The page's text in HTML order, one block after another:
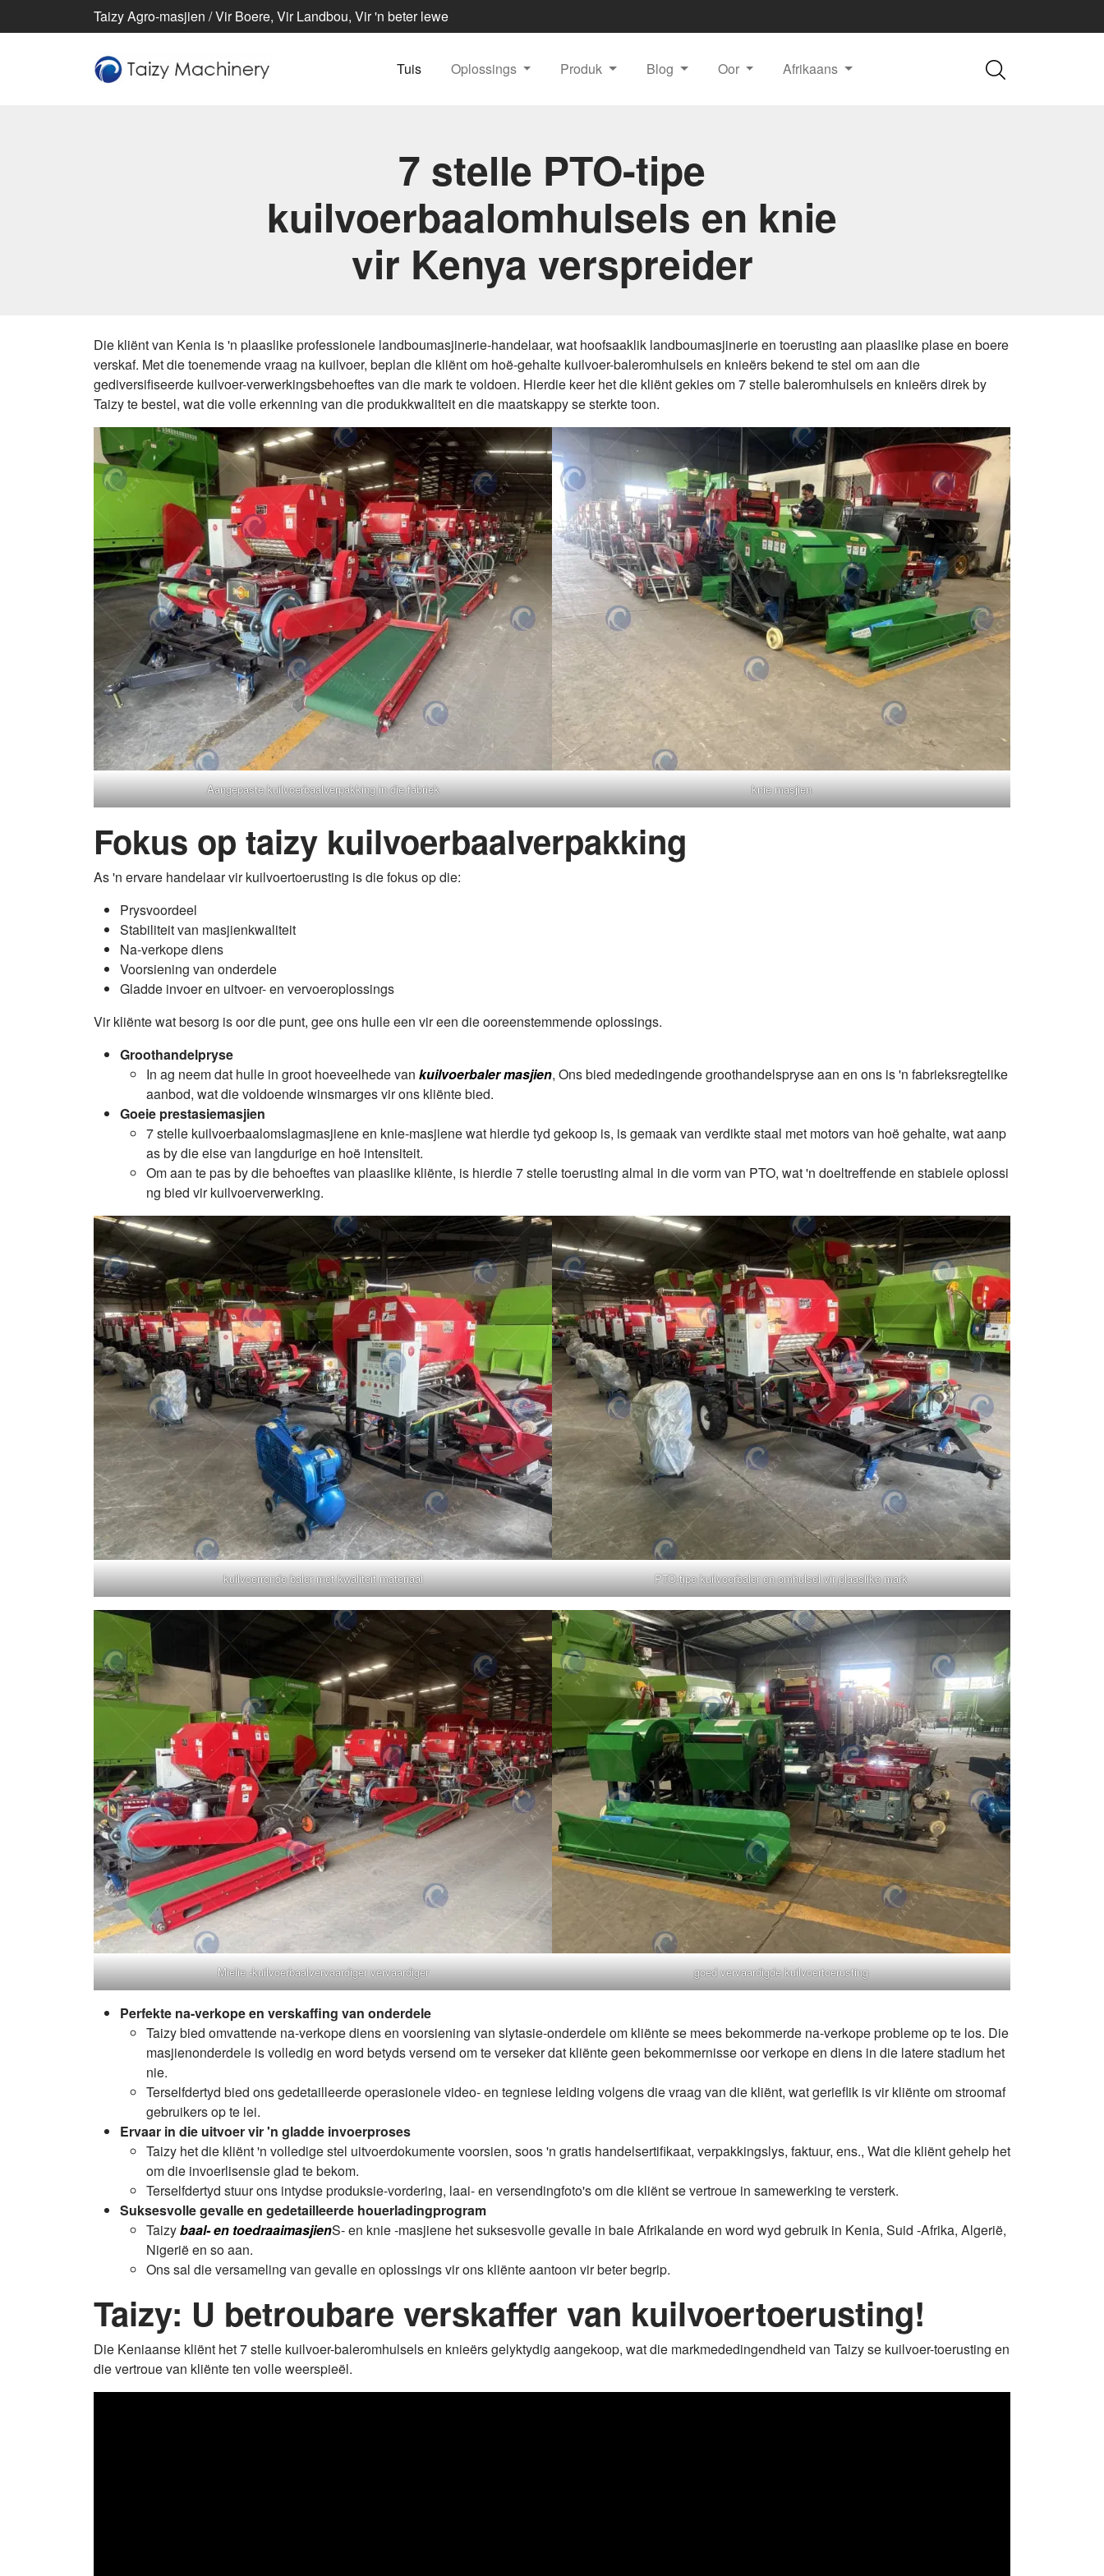
Taizy Agro-masjien / Vir Boere, Vir Landbou, Vir 'n beter lewe
Tuis Oplossings Produk Blog Oor Afrikaans
7 stelle PTO-tipe
kuilvoerbaalomhulsels en knie
vir Kenya verspreider
Die kliënt van Kenia is 'n plaaslike professionele landboumasjinerie-handelaar, wat hoofsaaklik landboumasjinerie en toerusting aan plaaslike plase en boere
verskaf. Met die toenemende vraag na kuilvoer, beplan die kliënt om hoë-gehalte kuilvoer-baleromhulsels en knieërs bekend te stel om aan die
gediversifiseerde kuilvoer-verwerkingsbehoeftes van die mark te voldoen. Hierdie keer het die kliënt gekies om 7 stelle baleromhulsels en knieërs direk by
Taizy te bestel, wat die volle erkenning van die produkkwaliteit en die maatskappy se sterkte toon.
Aangepaste kuilvoerbaalverpakking in die fabriek knie masjien
Fokus op taizy kuilvoerbaalverpakking
As 'n ervare handelaar vir kuilvoertoerusting is die fokus op die:
Prysvoordeel
Stabiliteit van masjienkwaliteit
Na-verkope diens
Voorsiening van onderdele
Gladde invoer en uitvoer- en vervoeroplossings
Vir kliënte wat besorg is oor die punt, gee ons hulle een vir een die ooreenstemmende oplossings.
Groothandelpryse
In ag neem dat hulle in groot hoeveelhede van kuilvoerbaler masjien, Ons bied mededingende groothandelspryse aan en ons is 'n fabrieksregtelike
aanbod, wat die voldoende winsmarges vir ons kliënte bied.
Goeie prestasiemasjien
7 stelle kuilvoerbaalomslagmasjiene en knie-masjiene wat hierdie tyd gekoop is, is gemaak van verdikte staal met motors van hoë gehalte, wat aanp
as by die eise van langdurige en hoë intensiteit.
Om aan te pas by die behoeftes van plaaslike kliënte, is hierdie 7 stelle toerusting almal in die vorm van PTO, wat 'n doeltreffende en stabiele oplossi
ng bied vir kuilvoerverwerking.
kuilvoerronde baler met kwaliteit materiaal PTO-tipe kuilvoerbaler en omhulsel vir plaaslike mark
Mielie -kuilvoerbaalvervaardiger vervaardiger goed vervaardigde kuilvoertoerusting
Perfekte na-verkope en verskaffing van onderdele
Taizy bied omvattende na-verkope diens en voorsiening van slytasie-onderdele om kliënte se mees bekommerde na-verkope probleme op te los. Die
masjienonderdele is volledig en word betyds versend om te verseker dat kliënte geen bekommernisse oor verkope en diens in die latere stadium het
nie.
Terselfdertyd bied ons gedetailleerde operasionele video- en tegniese leiding volgens die vraag van die kliënt, wat gerieflik is vir kliënte om stroomaf
gebruikers op te lei.
Ervaar in die uitvoer vir 'n gladde invoerproses
Taizy het die kliënt 'n volledige stel uitvoerdokumente voorsien, soos 'n gratis handelsertifikaat, verpakkingslys, faktuur, ens., Wat die kliënt gehelp het
om die invoerlisensie glad te bekom.
Terselfdertyd stuur ons intydse produksie-vordering, laai- en versendingfoto's om die kliënt se vertroue in samewerking te versterk.
Suksesvolle gevalle en gedetailleerde houerladingprogram
Taizybaal- en toedraaimasjienS- en knie -masjiene het suksesvolle gevalle in baie Afrikalande en word wyd gebruik in Kenia, Suid -Afrika, Algerië,
Nigerië en so aan.
Ons sal die versameling van gevalle en oplossings vir ons kliënte aantoon vir beter begrip.
Taizy: U betroubare verskaffer van kuilvoertoerusting!
Die Keniaanse kliënt het 7 stelle kuilvoer-baleromhulsels en knieërs gelyktydig aangekoop, wat die markmededingendheid van Taizy se kuilvoer-toerusting en
die vertroue van kliënte ten volle weerspieël.